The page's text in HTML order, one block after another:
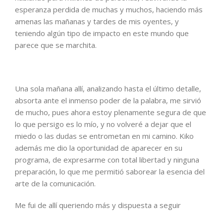
esperanza perdida de muchas y muchos, haciendo más
amenas las mañanas y tardes de mis oyentes, y
teniendo algún tipo de impacto en este mundo que
parece que se marchita.
Una sola mañana allí, analizando hasta el último detalle,
absorta ante el inmenso poder de la palabra, me sirvió
de mucho, pues ahora estoy plenamente segura de que
lo que persigo es lo mío, y no volveré a dejar que el
miedo o las dudas se entrometan en mi camino. Kiko
además me dio la oportunidad de aparecer en su
programa, de expresarme con total libertad y ninguna
preparación, lo que me permitió saborear la esencia del
arte de la comunicación.
Me fui de allí queriendo más y dispuesta a seguir